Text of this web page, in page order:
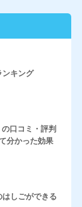
ンキング
口コミ・評判
分かった効果
しごができる